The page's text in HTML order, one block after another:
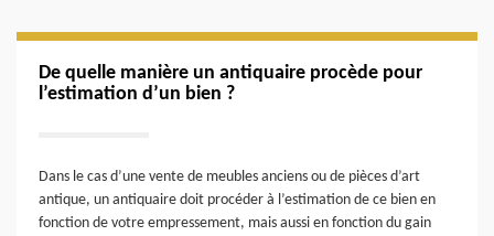
De quelle manière un antiquaire procède pour
l’estimation d’un bien ?
Dans le cas d’une vente de meubles anciens ou de pièces d’art
antique, un antiquaire doit procéder à l’estimation de ce bien en
fonction de votre empressement, mais aussi en fonction du gain